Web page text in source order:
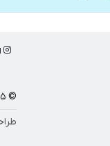
© ۱۴۰۵ مارکت فلو